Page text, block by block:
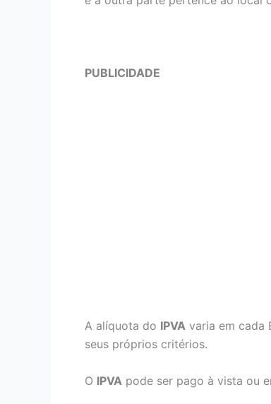
PUBLICIDADE
A alíquota do IPVA varia em cada
seus próprios critérios.
O IPVA pode ser pago à vista ou